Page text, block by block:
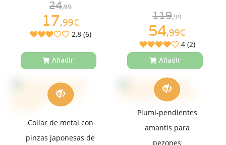
24,99
17,99€
2,8 (6)
Añadir
119,99
54,99€
4 (2)
Añadir
Collar de metal con
pinzas japonesas de
Plumi-pendientes
amantis para
pezones